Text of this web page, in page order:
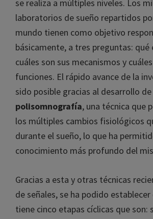
cuya función no se reduce
necesidad de descanso de los
estudio científico se realiza a
Los miles de laboratorios de sueño
todo el mundo tienen como objetivo
básicamente, a tres preguntas: qué
cuáles son sus mecanismos y cuáles
funciones. El rápido avance de la
sido posible gracias al desarrollo
polisomnografía , una técnica que
registrar los múltiples cambios
conocimiento más profundo del
Gracias a esta y otras técnicas